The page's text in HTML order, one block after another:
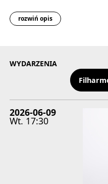
rozwiń opis
WYDARZENIA
2026-06-09
Wt. 17:30